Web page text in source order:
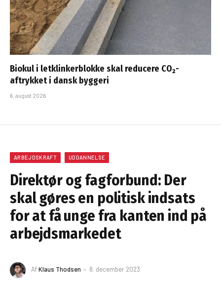
Biokul i letklinkerblokke skal reducere CO₂-
aftrykket i dansk byggeri
6. august 2026
ARBEJDSKRAFT UDDANNELSE
Direktør og fagforbund: Der
skal gøres en politisk indsats
for at få unge fra kanten ind på
arbejdsmarkedet
AfKlaus Thodsen 8. december 2023